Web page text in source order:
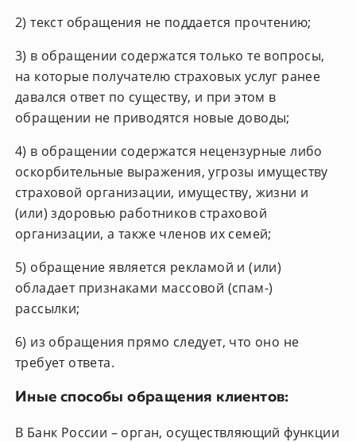
2) текст обращения не поддается прочтению;
3) в обращении содержатся только те вопросы,
на которые получателю страховых услуг ранее
давался ответ по существу, и при этом в
обращении не приводятся новые доводы;
4) в обращении содержатся нецензурные либо
оскорбительные выражения, угрозы имуществу
страховой организации, имуществу, жизни и
(или) здоровью работников страховой
организации, а также членов их семей;
5) обращение является рекламой и (или)
обладает признаками массовой (спам-)
рассылки;
6) из обращения прямо следует, что оно не
требует ответа.
Иные способы обращения клиентов:
В Банк России – орган, осуществляющий функции